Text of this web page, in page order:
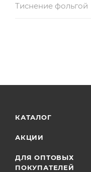
Тиснение фольгой
КАТАЛОГ
АКЦИИ
ДЛЯ ОПТОВЫХ
ПОКУПАТЕЛЕЙ